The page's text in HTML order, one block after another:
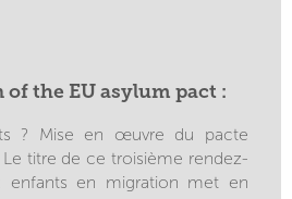
the EU asylum pact :
? Mise en œuvre du pacte
Le titre de ce troisième rendez-
enfants en migration met en